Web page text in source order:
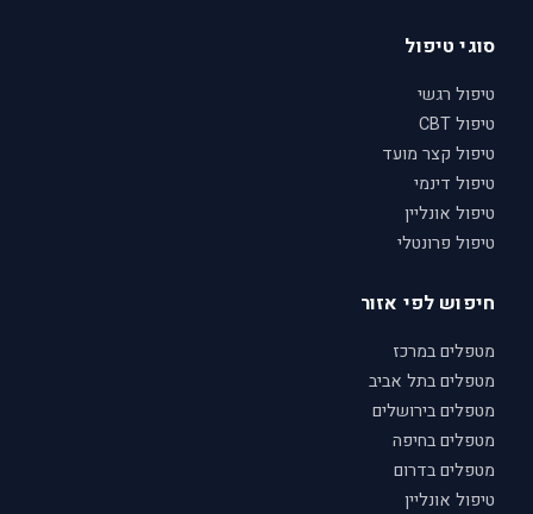
סוגי טיפול
טיפול רגשי
טיפול CBT
טיפול קצר מועד
טיפול דינמי
טיפול אונליין
טיפול פרונטלי
חיפוש לפי אזור
מטפלים במרכז
מטפלים בתל אביב
מטפלים בירושלים
מטפלים בחיפה
מטפלים בדרום
טיפול אונליין